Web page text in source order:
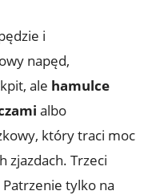
i
napęd,
ale hamulce
albo
który traci moc
zjazdach. Trzeci
tylko na